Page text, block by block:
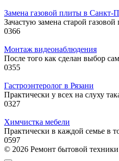
Замена газовой плиты в Санкт-
Зачастую замена старой
0366
Монтаж видеонаблюдения
После того как сделан выбор
0355
Гастроэнтеролог в Рязани
Практически у всех на слуху
0327
Химчистка мебели
Практически в каждой семье в
0597
© 2026 Ремонт бытовой